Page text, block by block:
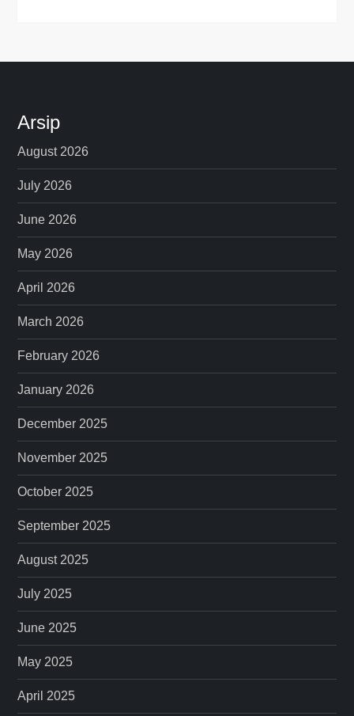
Arsip
August 2026
July 2026
June 2026
May 2026
April 2026
March 2026
February 2026
January 2026
December 2025
November 2025
October 2025
September 2025
August 2025
July 2025
June 2025
May 2025
April 2025